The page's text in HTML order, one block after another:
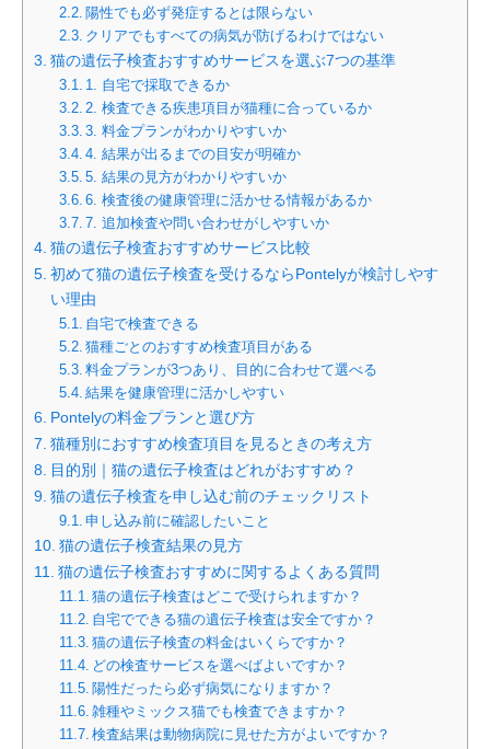
陽性でも必ず発症するとは限らない
クリアでもすべての病気が防げるわけではない
猫の遺伝子検査おすすめサービスを選ぶ7つの基準
1. 自宅で採取できるか
2. 検査できる疾患項目が猫種に合っているか
3. 料金プランがわかりやすいか
4. 結果が出るまでの目安が明確か
5. 結果の見方がわかりやすいか
6. 検査後の健康管理に活かせる情報があるか
7. 追加検査や問い合わせがしやすいか
猫の遺伝子検査おすすめサービス比較
初めて猫の遺伝子検査を受けるならPontelyが検討しやす
い理由
自宅で検査できる
猫種ごとのおすすめ検査項目がある
料金プランが3つあり、目的に合わせて選べる
結果を健康管理に活かしやすい
Pontelyの料金プランと選び方
猫種別におすすめ検査項目を見るときの考え方
目的別｜猫の遺伝子検査はどれがおすすめ？
猫の遺伝子検査を申し込む前のチェックリスト
申し込み前に確認したいこと
猫の遺伝子検査結果の見方
猫の遺伝子検査おすすめに関するよくある質問
猫の遺伝子検査はどこで受けられますか？
自宅でできる猫の遺伝子検査は安全ですか？
猫の遺伝子検査の料金はいくらですか？
どの検査サービスを選べばよいですか？
陽性だったら必ず病気になりますか？
雑種やミックス猫でも検査できますか？
検査結果は動物病院に見せた方がよいですか？